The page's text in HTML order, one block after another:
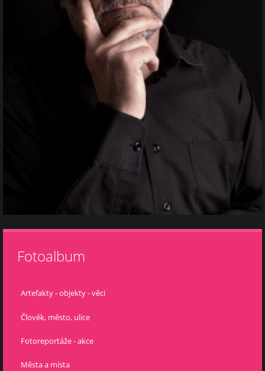
Fotoalbum
Artefakty - objekty - věci
Člověk, město, ulice
Fotoreportáže - akce
Města a místa